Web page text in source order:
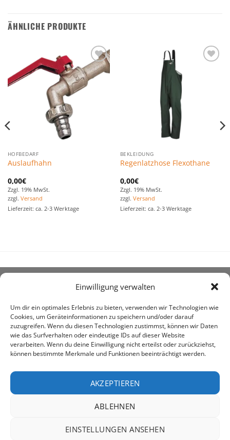
Einwilligung verwalten
Um dir ein optimales Erlebnis zu bieten, verwenden wir Technologien wie
Cookies, um Geräteinformationen zu speichern und/oder darauf
zuzugreifen. Wenn du diesen Technologien zustimmst, können wir Daten
wie das Surfverhalten oder eindeutige IDs auf dieser Website
verarbeiten. Wenn du deine Einwilligung nicht erteilst oder zurückziehst,
können bestimmte Merkmale und Funktionen beeinträchtigt werden.
AKZEPTIEREN
ABLEHNEN
EINSTELLUNGEN ANSEHEN
ÄHNLICHE PRODUKTE
Zu den
Favoriten
hinzufügen
HOFBEDARF
Auslaufhahn
0,00€
Zzgl. 19% MwSt.
zzgl. Versand
Lieferzeit: ca. 2-3 Werktage
BEKLEIDUNG
Regenlatzhose Flexothane
0,00€
Zzgl. 19% MwSt.
zzgl. Versand
Lieferzeit: ca. 2-3 Werktage
um den Kauf landwirtschaftlicher Bedarfsartikel geht.